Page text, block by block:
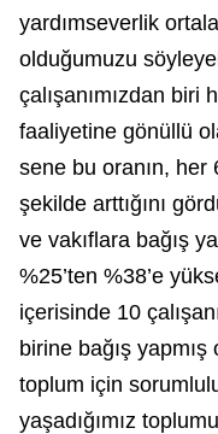
yardımseverlik
olduğumuzu
çalışanımızdan
faaliyetine gönüllü
sene bu oranın, her
şekilde arttığını
ve vakıflara bağış
%25’ten %38’e
içerisinde 10
birine bağış
toplum için
yaşadığımız